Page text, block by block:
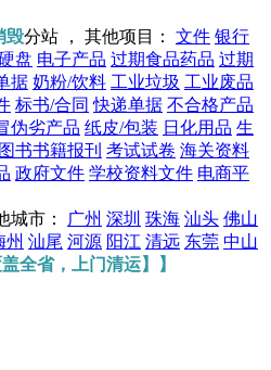
毁分站 ， 其他项目： 文件 银行
盘 电子产品 过期食品药品 过期
据 奶粉/饮料 工业垃圾 工业废品
标书/合同 快递单据 不合格产品
伪劣产品 纸皮/包装 日化用品 生
图书书籍报刊 考试试卷 海关资料
政府文件 学校资料文件 电商平
城市： 广州 深圳 珠海 汕头 佛山
州 汕尾 河源 阳江 清远 东莞 中山
盖全省，上门清运】】